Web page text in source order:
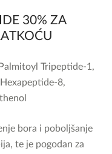
30% ZA
Tripeptide-1,
8,
bora i poboljšanje
te je pogodan za